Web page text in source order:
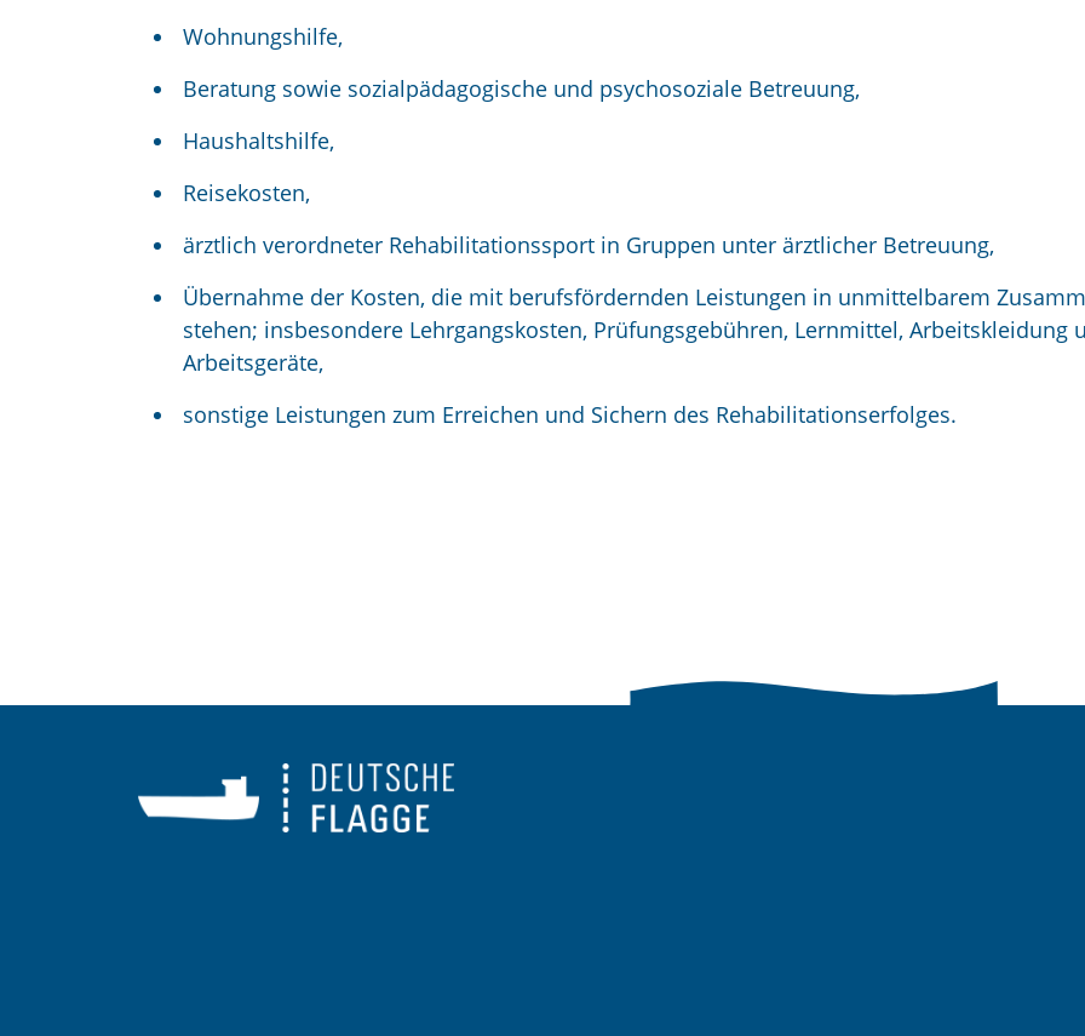
Wohnungshilfe,
Beratung sowie sozialpädagogische und psychosoziale Betreuung,
Haushaltshilfe,
Reisekosten,
ärztlich verordneter Rehabilitationssport in Gruppen unter ärztlicher Betreuung,
Übernahme der Kosten, die mit berufsfördernden Leistungen in unmittelbarem
stehen; insbesondere Lehrgangskosten, Prüfungsgebühren, Lernmittel, Arbeitskleidung
Arbeitsgeräte,
sonstige Leistungen zum Erreichen und Sichern des Rehabilitationserfolges.